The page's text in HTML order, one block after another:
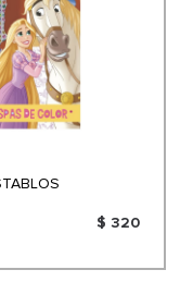
$ 320